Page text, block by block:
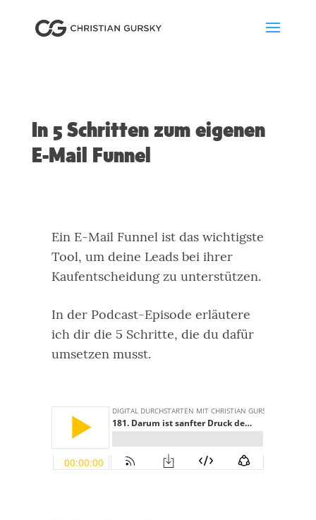
In 5 Schritten zum eigenen
E-Mail Funnel
Ein E-Mail Funnel ist das wichtigste
Tool, um deine Leads bei ihrer
Kaufentscheidung zu unterstützen.
In der Podcast-Episode erläutere
ich dir die 5 Schritte, die du dafür
umsetzen musst.